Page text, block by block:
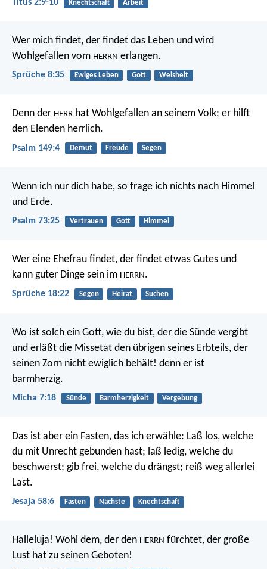
Titus 2:9-10 Knechtschaft Arbeit
Wer mich findet, der findet das Leben und wird
Wohlgefallen vom HERRN erlangen.
Sprüche 8:35 Ewiges Leben Gott Weisheit
Denn der HERR hat Wohlgefallen an seinem Volk; er hilft
den Elenden herrlich.
Psalm 149:4 Demut Freude Segen
Wenn ich nur dich habe, so frage ich nichts nach Himmel
und Erde.
Psalm 73:25 Vertrauen Gott Himmel
Wer eine Ehefrau findet, der findet etwas Gutes und
kann guter Dinge sein im HERRN.
Sprüche 18:22 Segen Heirat Suchen
Wo ist solch ein Gott, wie du bist, der die Sünde vergibt
und erläßt die Missetat den übrigen seines Erbteils, der
seinen Zorn nicht ewiglich behält! denn er ist
barmherzig.
Micha 7:18 Sünde Barmherzigkeit Vergebung
Das ist aber ein Fasten, das ich erwähle: Laß los, welche
du mit Unrecht gebunden hast; laß ledig, welche du
beschwerst; gib frei, welche du drängst; reiß weg allerlei
Last.
Jesaja 58:6 Fasten Nächste Knechtschaft
Halleluja! Wohl dem, der den HERRN fürchtet, der große
Lust hat zu seinen Geboten!